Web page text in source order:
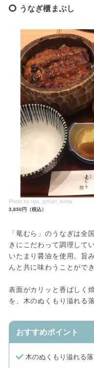
うなぎ櫃まぶし
Photo by ngo_gohan_kuma
3,850円（税込）
「竜むら」のうなぎは全
きにこだわって調理して
いたまり醤油を使用。旨
んと共に味わうことができ
表面がカリッと香ばしく
を、木のぬくもり溢れる
おすすめポイント
木のぬくもり溢れる